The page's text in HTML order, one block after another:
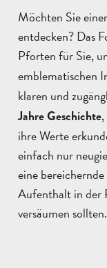
Möchten Sie
entdecken? Das
Pforten für Sie,
emblematischen
klaren und
Jahre Geschichte
ihre Werte
einfach nur
eine bereichernde
Aufenthalt in der
versäumen sollten.